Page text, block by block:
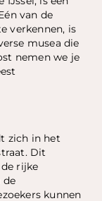
van de
verkennen, is
musea die
nemen we je
zich in het
Dit
rijke
de
kunnen